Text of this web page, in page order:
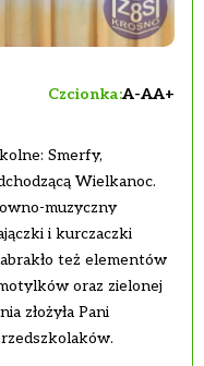
Czcionka:A-AA+
Smerfy,
Wielkanoc.
muzyczny
i kurczaczki
też elementów
oraz zielonej
złożyła Pani